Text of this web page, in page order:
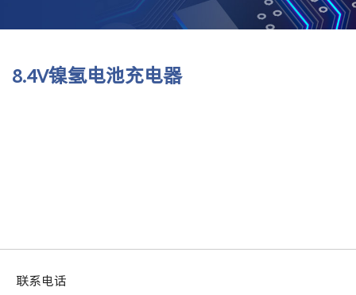
8.4V镍氢电池充电器
联系电话